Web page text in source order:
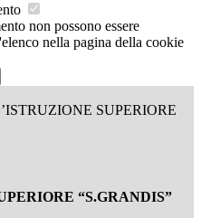
non possono essere
nella pagina della cookie
SUPERIORE
“S.GRANDIS”